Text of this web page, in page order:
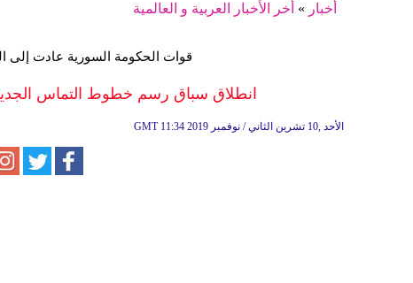
أخبار » أخر الأخبار العربية و العالمية
قوات الحكومة السورية عادت إلى
انطلاق سباق رسم خطوط التماس
GMT 11:34 2019 الأحد ,10 تشرين الثاني / نوفمبر